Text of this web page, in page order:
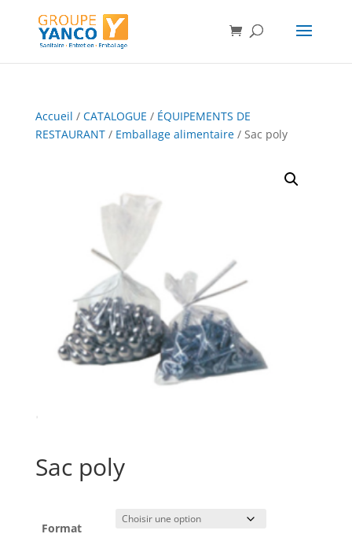
Accueil / CATALOGUE / ÉQUIPEMENTS DE
RESTAURANT/ Emballage alimentaire/ Sac poly
Sac poly
Format